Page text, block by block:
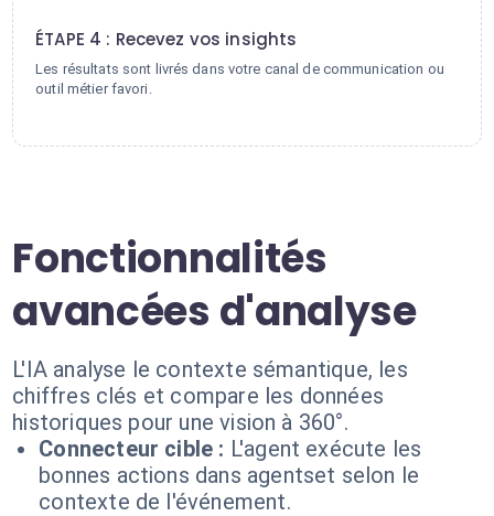
ÉTAPE 4 : Recevez vos insights
Les résultats sont livrés dans votre canal de communication ou
outil métier favori.
Fonctionnalités
avancées d'analyse
L'IA analyse le contexte sémantique, les
chiffres clés et compare les données
historiques pour une vision à 360°.
Connecteur cible : L'agent exécute les
bonnes actions dans agentset selon le
contexte de l'événement.